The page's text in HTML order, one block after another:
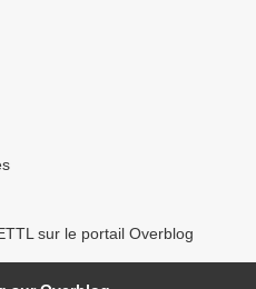
sur le portail Overblog